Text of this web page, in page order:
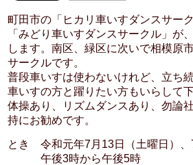
町田市の「ヒカリ車いすダンスサー
「みどり車いすダンスサークル」が
します。南区、緑区に次いで相模原
サークルです。
普段車いすは使わないけれど、立ち
車いすの方と躍りたい方もいらして下
体操あり、リズムダンスあり、勿論
持にお勧めです。
とき 令和元年7月13日（土曜日）、
午後3時から午後5時